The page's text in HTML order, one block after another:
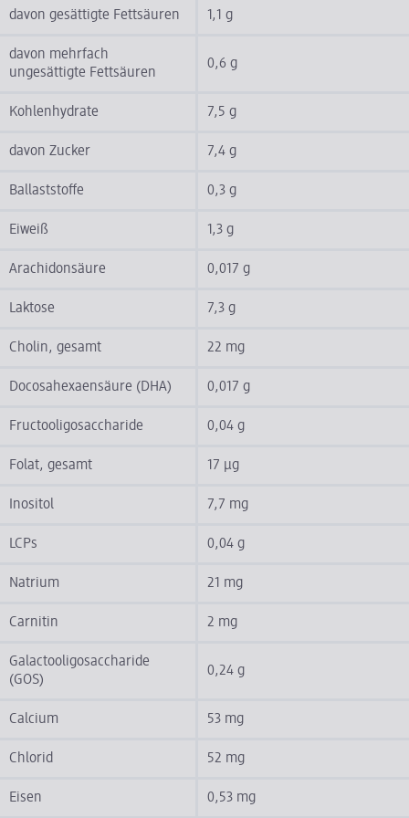
davon gesättigte Fettsäuren 1,1 g
davon mehrfach
ungesättigte Fettsäuren
0,6 g
Kohlenhydrate 7,5 g
davon Zucker 7,4 g
Ballaststoffe 0,3 g
Eiweiß 1,3 g
Arachidonsäure 0,017 g
Laktose 7,3 g
Cholin, gesamt 22 mg
Docosahexaensäure (DHA) 0,017 g
Fructooligosaccharide 0,04 g
Folat, gesamt 17 µg
Inositol 7,7 mg
LCPs 0,04 g
Natrium 21 mg
Carnitin 2 mg
Galactooligosaccharide
(GOS)
0,24 g
Calcium 53 mg
Chlorid 52 mg
Eisen 0,53 mg